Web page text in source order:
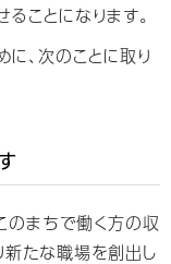
ことになります。
、次のことに取り
まちで働く方の収
新たな職場を創出し